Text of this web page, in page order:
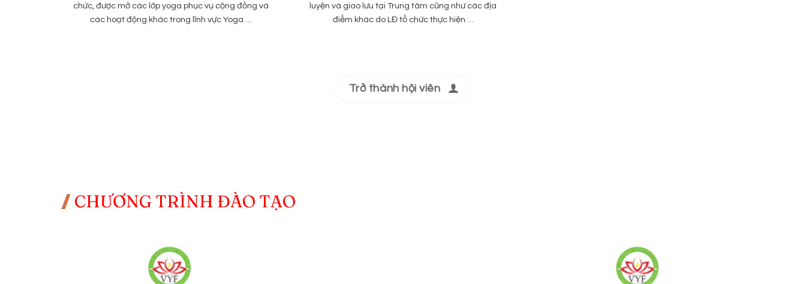
chức, được mở các lớp yoga phục vụ cộng đồng và
các hoạt động khác trong lĩnh vực Yoga …
luyện và giao lưu tại Trung tâm cũng như các địa
điểm khác do LĐ tổ chức thực hiện …
Trở thành hội viên
CHƯƠNG TRÌNH ĐÀO TẠO